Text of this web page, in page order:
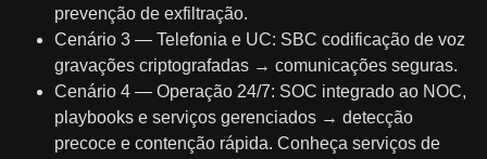
prevenção de exfiltração.
Cenário 3 — Telefonia e UC: SBC codificação de voz
gravações criptografadas → comunicações seguras.
Cenário 4 — Operação 24/7: SOC integrado ao NOC,
playbooks e serviços gerenciados → detecção
precoce e contenção rápida. Conheça serviços de